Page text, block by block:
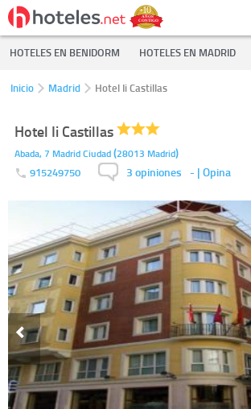
HOTELES EN BENIDORM HOTELES EN MADRID
Inicio Madrid Hotel Ii Castillas
Hotel Ii Castillas
Abada, 7 Madrid Ciudad(28013 Madrid)
915249750 3 opiniones - | Opina